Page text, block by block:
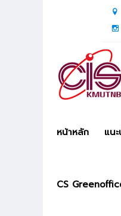
หน้าหลัก แน
CS